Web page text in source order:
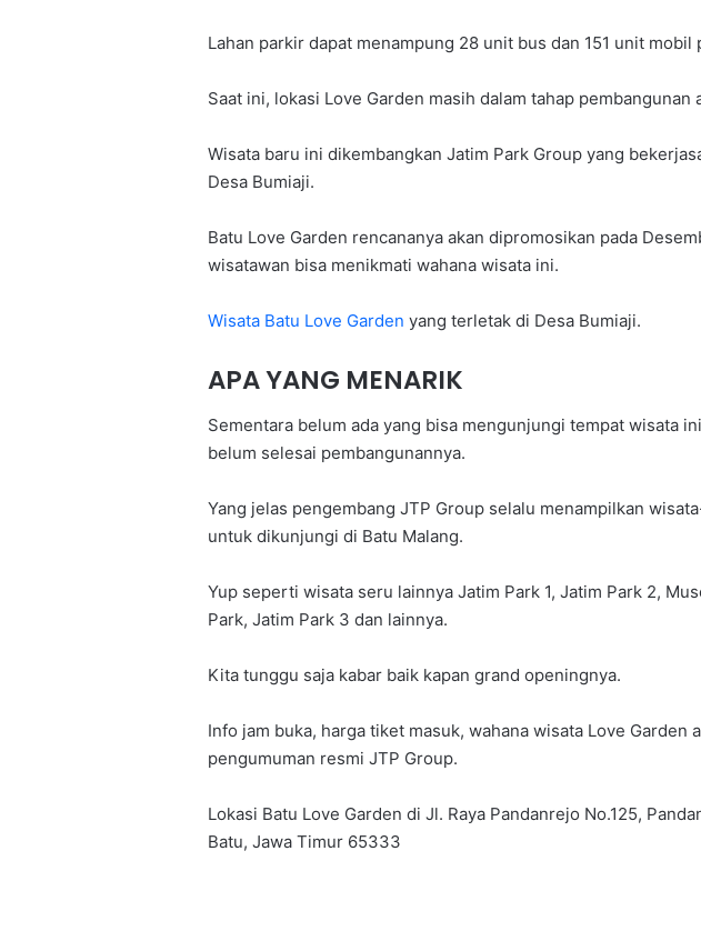
Lahan parkir dapat menampung 28 unit bus dan 151 unit mobil
Saat ini, lokasi Love Garden masih dalam tahap pembangunan
Wisata baru ini dikembangkan Jatim Park Group yang
Desa Bumiaji.
Batu Love Garden rencananya akan dipromosikan pada
wisatawan bisa menikmati wahana wisata ini.
Wisata Batu Love Garden yang terletak di Desa Bumiaji.
APA YANG MENARIK
Sementara belum ada yang bisa mengunjungi tempat wisata
belum selesai pembangunannya.
Yang jelas pengembang JTP Group selalu menampilkan
untuk dikunjungi di Batu Malang.
Yup seperti wisata seru lainnya Jatim Park 1, Jatim Park 2,
Park, Jatim Park 3 dan lainnya.
Kita tunggu saja kabar baik kapan grand openingnya.
Info jam buka, harga tiket masuk, wahana wisata Love Garden
pengumuman resmi JTP Group.
Lokasi Batu Love Garden di Jl. Raya Pandanrejo No.125,
Batu, Jawa Timur 65333